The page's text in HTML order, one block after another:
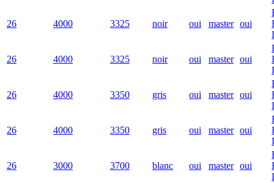
26 4000 3325 noir oui master oui
26 4000 3325 noir oui master oui
26 4000 3350 gris oui master oui
26 4000 3350 gris oui master oui
26 3000 3700 blanc oui master oui